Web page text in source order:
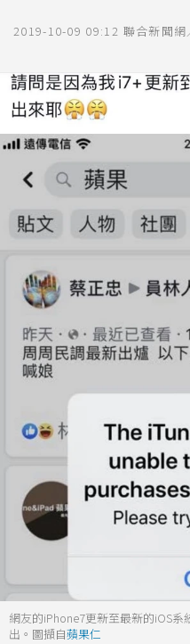
2019-10-09 09:12 聯合新聞
網友的iPhone7更新至最新的iOS
出。圖擷自蘋果仁